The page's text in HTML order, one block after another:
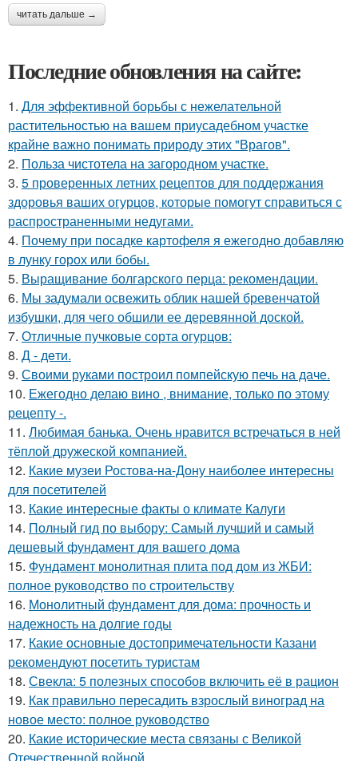
читать дальше →
Последние обновления на сайте:
1. Для эффективной борьбы с нежелательной
растительностью на вашем приусадебном участке
крайне важно понимать природу этих "Врагов".
2. Польза чистотела на загородном участке.
3. 5 проверенных летних рецептов для поддержания
здоровья ваших огурцов, которые помогут справиться с
распространенными недугами.
4. Почему при посадке картофеля я ежегодно добавляю
в лунку горох или бобы.
5. Выращивание болгарского перца: рекомендации.
6. Мы задумали освежить облик нашей бревенчатой
избушки, для чего обшили ее деревянной доской.
7. Отличные пучковые сорта огурцов:
8. Д - дeти.
9. Своими руками построил помпейскую печь на даче.
10. Ежегодно делаю вино , внимание, только по этому
рецепту -.
11. Любимая банька. Очень нравится встречаться в ней
тёплой дружеской компанией.
12. Какие музеи Ростова-на-Дону наиболее интересны
для посетителей
13. Какие интересные факты о климате Калуги
14. Полный гид по выбору: Самый лучший и самый
дешевый фундамент для вашего дома
15. Фундамент монолитная плита под дом из ЖБИ:
полное руководство по строительству
16. Монолитный фундамент для дома: прочность и
надежность на долгие годы
17. Какие основные достопримечательности Казани
рекомендуют посетить туристам
18. Свекла: 5 полезных способов включить её в рацион
19. Как правильно пересадить взрослый виноград на
новое место: полное руководство
20. Какие исторические места связаны с Великой